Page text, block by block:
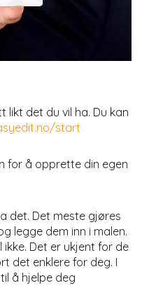
likt det du vil ha. Du kan
start
for å opprette din egen
det. Det meste gjøres
legge dem inn i malen.
Det er ukjent for de
det enklere for deg. I
å hjelpe deg